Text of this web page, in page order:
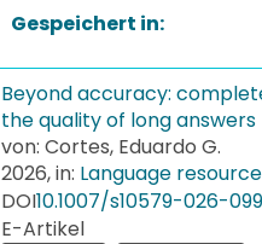
Gespeichert in:
Beyond accuracy:
the quality of long answers
von: Cortes, Eduardo G.
2026, in: Language
DOI10.​1007/​s10579-​026-​
E-Artikel